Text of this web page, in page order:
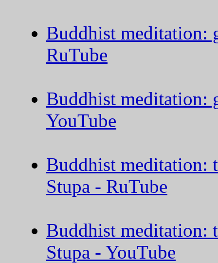
Buddhist meditation:
RuTube
Buddhist meditation:
YouTube
Buddhist meditation:
Stupa - RuTube
Buddhist meditation:
Stupa - YouTube